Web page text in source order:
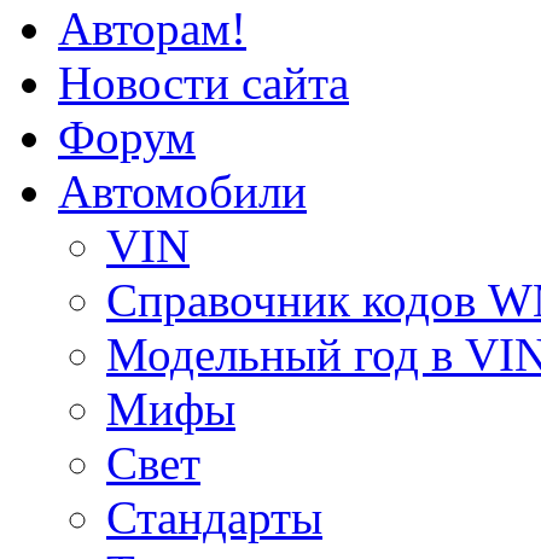
Авторам!
Новости сайта
Форум
Автомобили
VIN
Справочник кодов
Модельный год в
Мифы
Свет
Стандарты